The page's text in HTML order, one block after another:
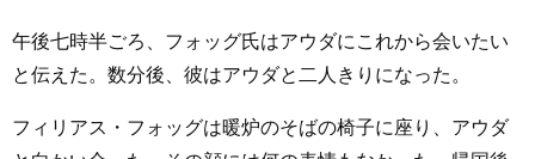
午後七時半ごろ、フォッグ氏はアウダにこれから会いたい
と伝えた。数分後、彼はアウダと二人きりになった。
フィリアス・フォッグは暖炉のそばの椅子に座り、アウダ